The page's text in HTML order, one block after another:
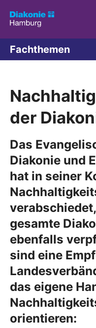
Fachthemen
der
Das
Diakonie und
hat in seiner
gesamte
ebenfalls
sind eine
das eigene
orientieren: